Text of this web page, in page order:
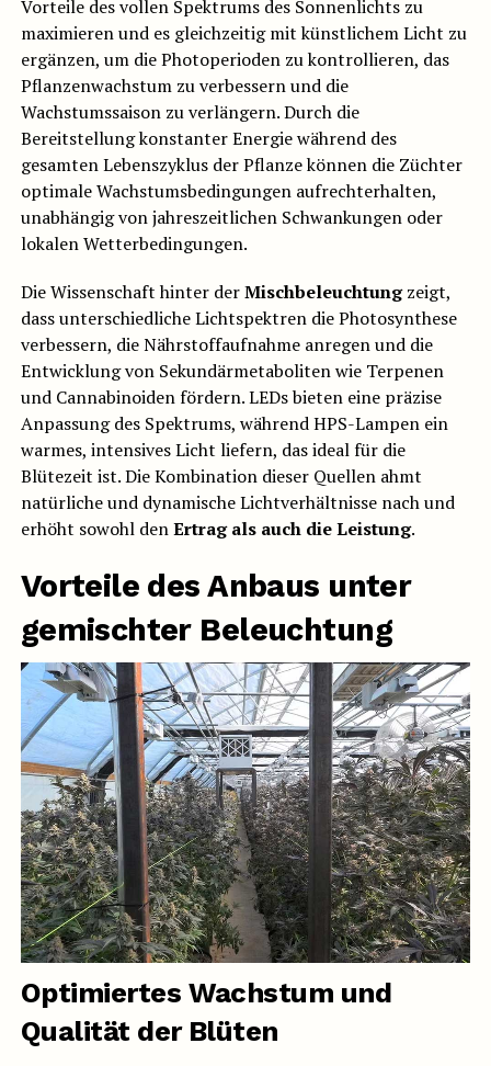
Vorteile des vollen Spektrums des Sonnenlichts zu
maximieren und es gleichzeitig mit künstlichem Licht zu
ergänzen, um die Photoperioden zu kontrollieren, das
Pflanzenwachstum zu verbessern und die
Wachstumssaison zu verlängern. Durch die
Bereitstellung konstanter Energie während des
gesamten Lebenszyklus der Pflanze können die Züchter
optimale Wachstumsbedingungen aufrechterhalten,
unabhängig von jahreszeitlichen Schwankungen oder
lokalen Wetterbedingungen.
Die Wissenschaft hinter derMischbeleuchtungzeigt,
dass unterschiedliche Lichtspektren die Photosynthese
verbessern, die Nährstoffaufnahme anregen und die
Entwicklung von Sekundärmetaboliten wie Terpenen
und Cannabinoiden fördern. LEDs bieten eine präzise
Anpassung des Spektrums, während HPS-Lampen ein
warmes, intensives Licht liefern, das ideal für die
Blütezeit ist. Die Kombination dieser Quellen ahmt
natürliche und dynamische Lichtverhältnisse nach und
erhöht sowohl denErtrag als auch die Leistung.
Vorteile des Anbaus unter
gemischter Beleuchtung
Optimiertes Wachstum und
Qualität der Blüten